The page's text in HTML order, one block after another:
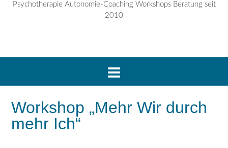
Psychotherapie Autonomie-Coaching Workshops Beratung seit
2010
Workshop „Mehr Wir durch
mehr Ich“